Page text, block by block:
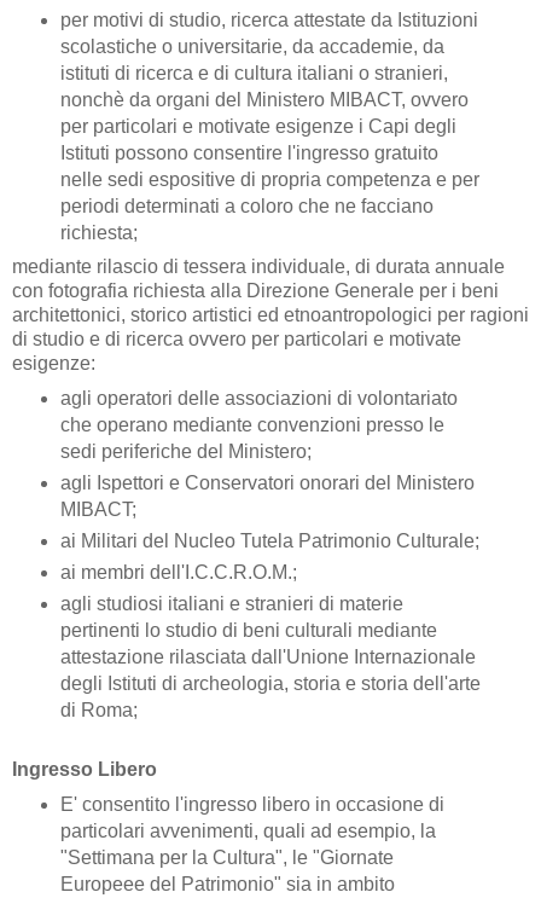
per motivi di studio, ricerca attestate da Istituzioni
scolastiche o universitarie, da accademie, da
istituti di ricerca e di cultura italiani o stranieri,
nonchè da organi del Ministero MIBACT, ovvero
per particolari e motivate esigenze i Capi degli
Istituti possono consentire l'ingresso gratuito
nelle sedi espositive di propria competenza e per
periodi determinati a coloro che ne facciano
richiesta;
mediante rilascio di tessera individuale, di durata annuale
con fotografia richiesta alla Direzione Generale per i beni
architettonici, storico artistici ed etnoantropologici per ragioni
di studio e di ricerca ovvero per particolari e motivate
esigenze:
agli operatori delle associazioni di volontariato
che operano mediante convenzioni presso le
sedi periferiche del Ministero;
agli Ispettori e Conservatori onorari del Ministero
MIBACT;
ai Militari del Nucleo Tutela Patrimonio Culturale;
ai membri dell'I.C.C.R.O.M.;
agli studiosi italiani e stranieri di materie
pertinenti lo studio di beni culturali mediante
attestazione rilasciata dall'Unione Internazionale
degli Istituti di archeologia, storia e storia dell'arte
di Roma;
Ingresso Libero
E' consentito l'ingresso libero in occasione di
particolari avvenimenti, quali ad esempio, la
"Settimana per la Cultura", le "Giornate
Europeee del Patrimonio" sia in ambito